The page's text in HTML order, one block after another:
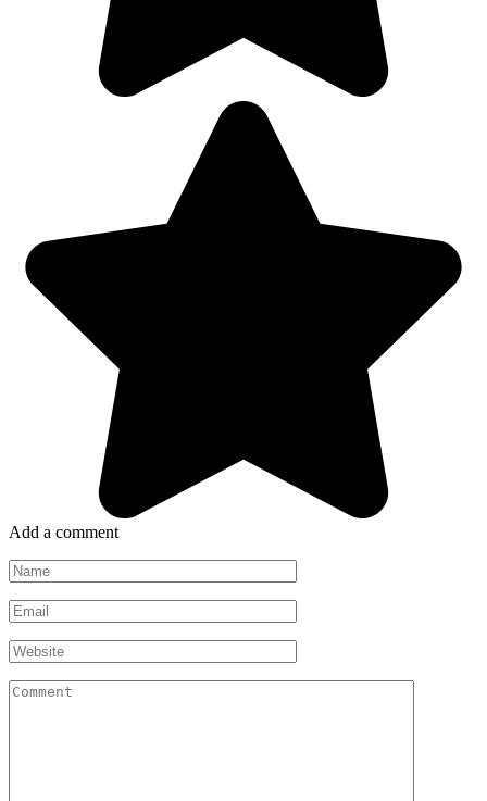
Add a comment
Name
*
Email
*
Website
Comment